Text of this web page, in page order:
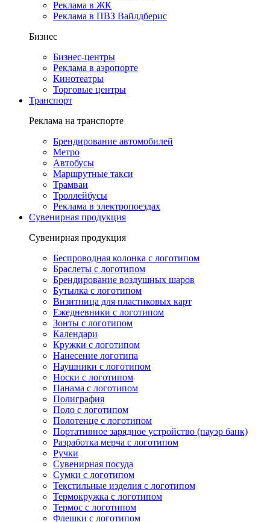
Реклама в ЖК
Реклама в ПВЗ Вайлдберис
Бизнес
Бизнес-центры
Реклама в аэропорте
Кинотеатры
Торговые центры
Транспорт
Реклама на транспорте
Брендирование автомобилей
Метро
Автобусы
Маршрутные такси
Трамваи
Троллейбусы
Реклама в электропоездах
Сувенирная продукция
Сувенирная продукция
Беспроводная колонка с логотипом
Браслеты с логотипом
Брендирование воздушных шаров
Бутылка с логотипом
Визитница для пластиковых карт
Ежедневники с логотипом
Зонты с логотипом
Календари
Кружки с логотипом
Нанесение логотипа
Наушники с логотипом
Носки с логотипом
Панама с логотипом
Полиграфия
Поло с логотипом
Полотенце с логотипом
Портативное зарядное устройство (пауэр банк)
Разработка мерча с логотипом
Ручки
Сувенирная посуда
Сумки с логотипом
Текстильные изделия с логотипом
Термокружка с логотипом
Термос с логотипом
Флешки с логотипом